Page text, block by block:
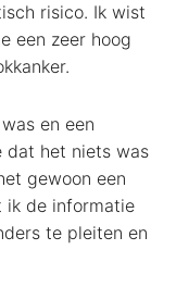
risico. Ik wist
een zeer hoog
en een
dat het niets was
gewoon een
ik de informatie
te pleiten en